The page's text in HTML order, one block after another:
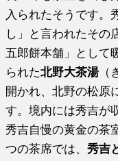
入られたそうです。
し」と言われたその
五郎餅本舗」として
られた北野大茶湯
開かれ、北野の松原
す。境内には秀吉が
秀吉自慢の黄金の茶
つの茶席では、秀吉